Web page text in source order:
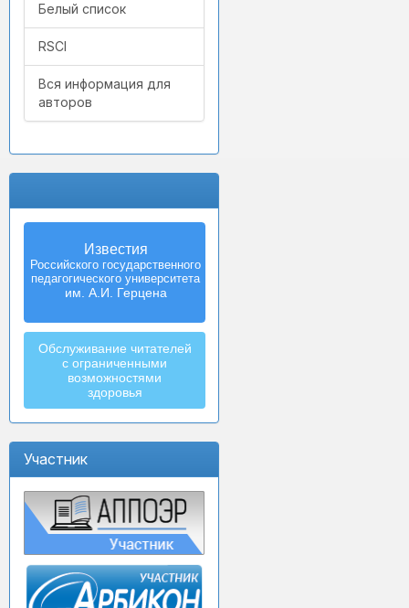
Белый список
RSCI
Вся информация для
авторов
Известия
Российского государственного
педагогического университета
им. А.И. Герцена
Обслуживание читателей
с ограниченными
возможностями
здоровья
Участник